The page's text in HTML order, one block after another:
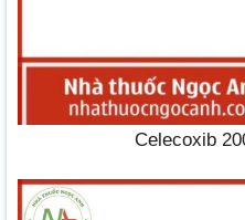
Celecoxib